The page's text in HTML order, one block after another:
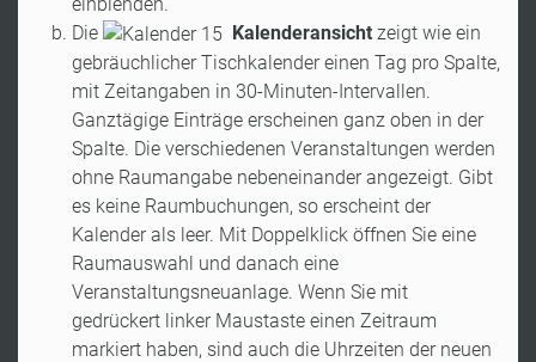
Die
Kalenderansicht zeigt wie ein
gebräuchlicher Tischkalender einen Tag pro Spalte,
mit Zeitangaben in 30-Minuten-Intervallen.
Ganztägige Einträge erscheinen ganz oben in der
Spalte. Die verschiedenen Veranstaltungen werden
ohne Raumangabe nebeneinander angezeigt. Gibt
es keine Raumbuchungen, so erscheint der
Kalender als leer. Mit Doppelklick öffnen Sie eine
Raumauswahl und danach eine
Veranstaltungsneuanlage. Wenn Sie mit
gedrückert linker Maustaste einen Zeitraum
markiert haben, sind auch die Uhrzeiten der neuen